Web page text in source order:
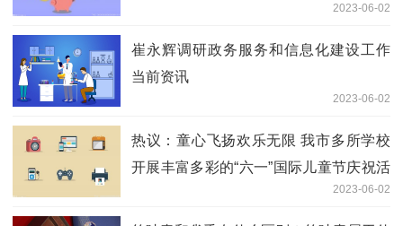
2023-06-02
崔永辉调研政务服务和信息化建设工作
当前资讯
2023-06-02
热议：童心飞扬欢乐无限 我市多所学校
开展丰富多彩的“六一”国际儿童节庆祝活
2023-06-02